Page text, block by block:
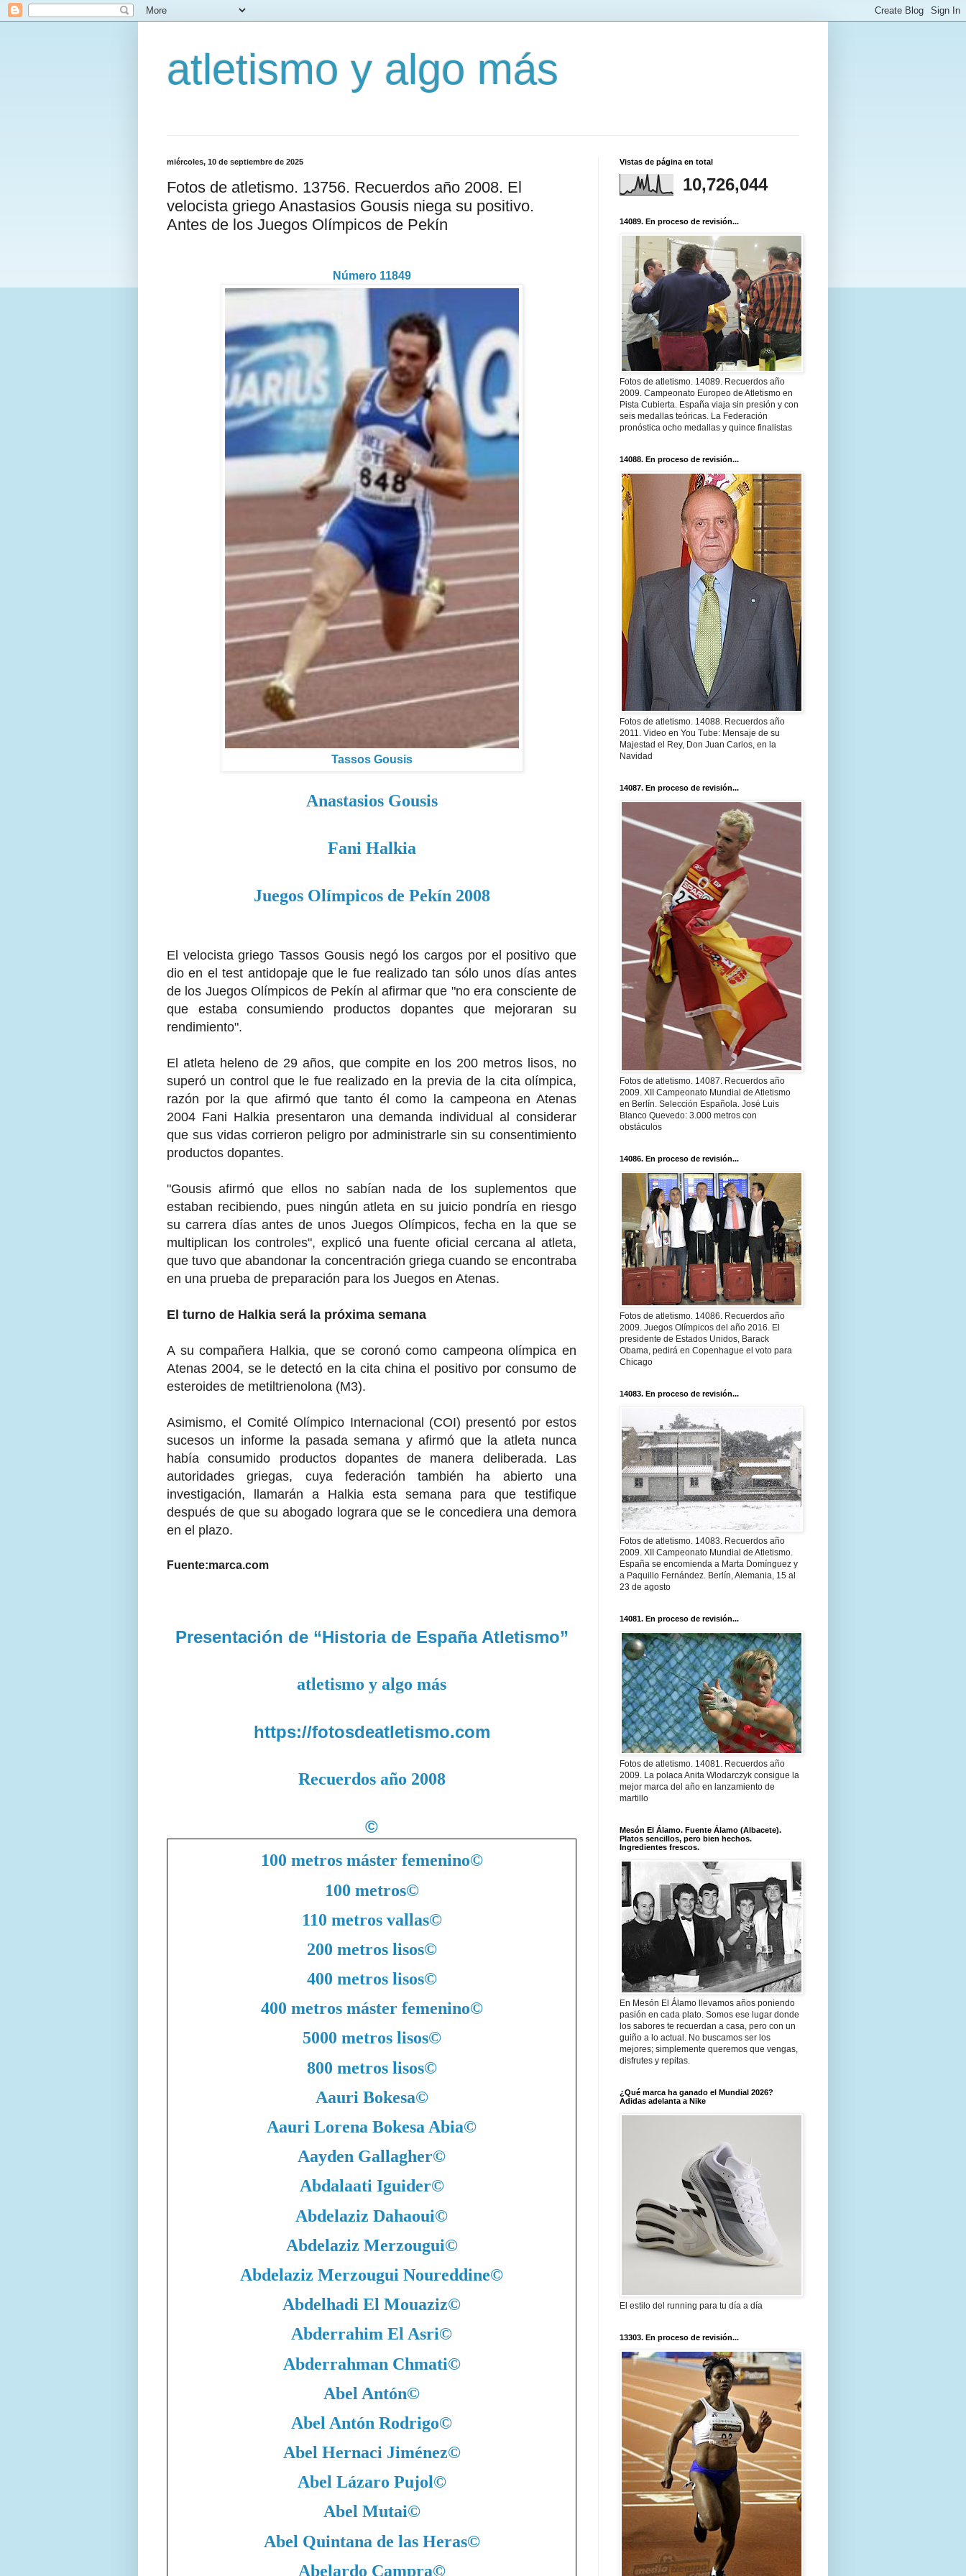
atletismo y algo más
miércoles, 10 de septiembre de 2025
Fotos de atletismo. 13756. Recuerdos año 2008. El
velocista griego Anastasios Gousis niega su positivo.
Antes de los Juegos Olímpicos de Pekín
Número 11849
Tassos Gousis
Anastasios Gousis
Fani Halkia
Juegos Olímpicos de Pekín 2008
El velocista griego Tassos Gousis negó los cargos por el positivo que
dio en el test antidopaje que le fue realizado tan sólo unos días antes
de los Juegos Olímpicos de Pekín al afirmar que "no era consciente de
que estaba consumiendo productos dopantes que mejoraran su
rendimiento".
El atleta heleno de 29 años, que compite en los 200 metros lisos, no
superó un control que le fue realizado en la previa de la cita olímpica,
razón por la que afirmó que tanto él como la campeona en Atenas
2004 Fani Halkia presentaron una demanda individual al considerar
que sus vidas corrieron peligro por administrarle sin su consentimiento
productos dopantes.
"Gousis afirmó que ellos no sabían nada de los suplementos que
estaban recibiendo, pues ningún atleta en su juicio pondría en riesgo
su carrera días antes de unos Juegos Olímpicos, fecha en la que se
multiplican los controles", explicó una fuente oficial cercana al atleta,
que tuvo que abandonar la concentración griega cuando se encontraba
en una prueba de preparación para los Juegos en Atenas.
El turno de Halkia será la próxima semana
A su compañera Halkia, que se coronó como campeona olímpica en
Atenas 2004, se le detectó en la cita china el positivo por consumo de
esteroides de metiltrienolona (M3).
Asimismo, el Comité Olímpico Internacional (COI) presentó por estos
sucesos un informe la pasada semana y afirmó que la atleta nunca
había consumido productos dopantes de manera deliberada. Las
autoridades griegas, cuya federación también ha abierto una
investigación, llamarán a Halkia esta semana para que testifique
después de que su abogado lograra que se le concediera una demora
en el plazo.
Fuente:marca.com
Presentación de “Historia de España Atletismo”
atletismo y algo más
https://fotosdeatletismo.com
Recuerdos año 2008
©
100 metros máster femenino©
100 metros©
110 metros vallas©
200 metros lisos©
400 metros lisos©
400 metros máster femenino©
5000 metros lisos©
800 metros lisos©
Aauri Bokesa©
Aauri Lorena Bokesa Abia©
Aayden Gallagher©
Abdalaati Iguider©
Abdelaziz Dahaoui©
Abdelaziz Merzougui©
Abdelaziz Merzougui Noureddine©
Abdelhadi El Mouaziz©
Abderrahim El Asri©
Abderrahman Chmati©
Abel Antón©
Abel Antón Rodrigo©
Abel Hernaci Jiménez©
Abel Lázaro Pujol©
Abel Mutai©
Abel Quintana de las Heras©
Abelardo Campra©
Vistas de página en total
10,726,044
14089. En proceso de revisión...
Fotos de atletismo. 14089. Recuerdos año
2009. Campeonato Europeo de Atletismo en
Pista Cubierta. España viaja sin presión y con
seis medallas teóricas. La Federación
pronóstica ocho medallas y quince finalistas
14088. En proceso de revisión...
Fotos de atletismo. 14088. Recuerdos año
2011. Video en You Tube: Mensaje de su
Majestad el Rey, Don Juan Carlos, en la
Navidad
14087. En proceso de revisión...
Fotos de atletismo. 14087. Recuerdos año
2009. XII Campeonato Mundial de Atletismo
en Berlín. Selección Española. José Luis
Blanco Quevedo: 3.000 metros con
obstáculos
14086. En proceso de revisión...
Fotos de atletismo. 14086. Recuerdos año
2009. Juegos Olímpicos del año 2016. El
presidente de Estados Unidos, Barack
Obama, pedirá en Copenhague el voto para
Chicago
14083. En proceso de revisión...
Fotos de atletismo. 14083. Recuerdos año
2009. XII Campeonato Mundial de Atletismo.
España se encomienda a Marta Domínguez y
a Paquillo Fernández. Berlín, Alemania, 15 al
23 de agosto
14081. En proceso de revisión...
Fotos de atletismo. 14081. Recuerdos año
2009. La polaca Anita Wlodarczyk consigue la
mejor marca del año en lanzamiento de
martillo
Mesón El Álamo. Fuente Álamo (Albacete).
Platos sencillos, pero bien hechos.
Ingredientes frescos.
En Mesón El Álamo llevamos años poniendo
pasión en cada plato. Somos ese lugar donde
los sabores te recuerdan a casa, pero con un
guiño a lo actual. No buscamos ser los
mejores; simplemente queremos que vengas,
disfrutes y repitas.
¿Qué marca ha ganado el Mundial 2026?
Adidas adelanta a Nike
El estilo del running para tu día a día
13303. En proceso de revisión...